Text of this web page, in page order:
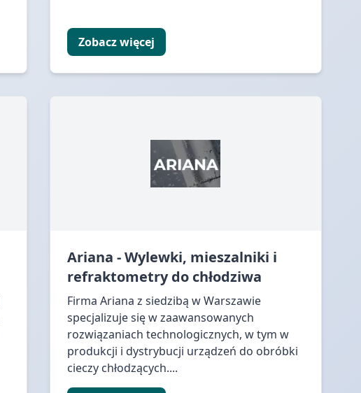
Zobacz więcej
Ariana - Wylewki, mieszalniki i
refraktometry do chłodziwa
Firma Ariana z siedzibą w Warszawie
specjalizuje się w zaawansowanych
rozwiązaniach technologicznych, w tym w
produkcji i dystrybucji urządzeń do obróbki
cieczy chłodzących....